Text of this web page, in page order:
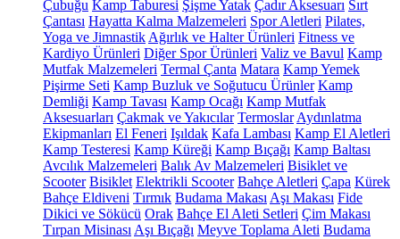
Çubuğu Kamp Taburesi Şişme Yatak Çadır Aksesuarı Sırt
Çantası Hayatta Kalma Malzemeleri Spor Aletleri Pilates,
Yoga ve Jimnastik Ağırlık ve Halter Ürünleri Fitness ve
Kardiyo Ürünleri Diğer Spor Ürünleri Valiz ve Bavul Kamp
Mutfak Malzemeleri Termal Çanta Matara Kamp Yemek
Pişirme Seti Kamp Buzluk ve Soğutucu Ürünler Kamp
Demliği Kamp Tavası Kamp Ocağı Kamp Mutfak
Aksesuarları Çakmak ve Yakıcılar Termoslar Aydınlatma
Ekipmanları El Feneri Işıldak Kafa Lambası Kamp El Aletleri
Kamp Testeresi Kamp Küreği Kamp Bıçağı Kamp Baltası
Avcılık Malzemeleri Balık Av Malzemeleri Bisiklet ve
Scooter Bisiklet Elektrikli Scooter Bahçe Aletleri Çapa Kürek
Bahçe Eldiveni Tırmık Budama Makası Aşı Makası Fide
Dikici ve Sökücü Orak Bahçe El Aleti Setleri Çim Makası
Tırpan Misinası Aşı Bıçağı Meyve Toplama Aleti Budama